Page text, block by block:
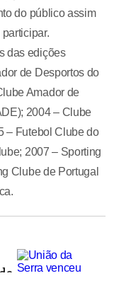
do público assim
das edições
de Desportos do
Amador de
2004 – Clube
– Futebol Clube do
2007 – Sporting
Clube de Portugal